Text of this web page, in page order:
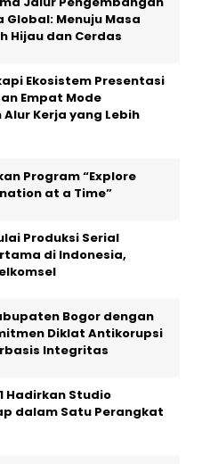
Global: Menuju Masa
Hijau dan Cerdas
Ekosistem Presentasi
Empat Mode
Kerja yang Lebih
Program “Explore
at a Time”
Produksi Serial
di Indonesia,
Bogor dengan
Diklat Antikorupsi
Integritas
Hadirkan Studio
dalam Satu Perangkat